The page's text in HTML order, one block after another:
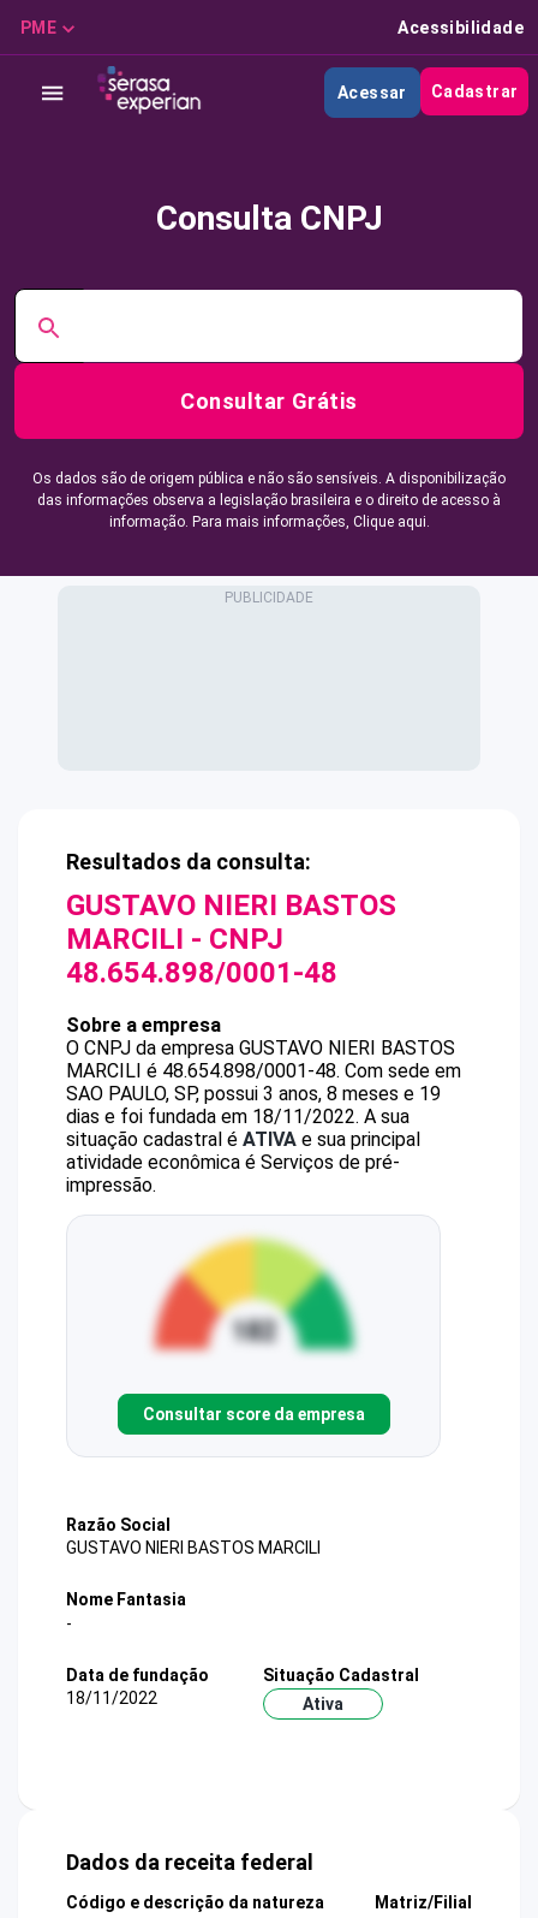
PME Acessibilidade
Acessar Cadastrar
Consulta CNPJ
Consultar Grátis
Os dados são de origem pública e não são sensíveis. A disponibilização
das informações observa a legislação brasileira e o direito de acesso à
informação. Para mais informações, Clique aqui.
Resultados da consulta:
GUSTAVO NIERI BASTOS
MARCILI - CNPJ
48.654.898/0001-48
Sobre a empresa
O CNPJ da empresa GUSTAVO NIERI BASTOS
MARCILI é 48.654.898/0001-48. Com sede em
SAO PAULO, SP, possui 3 anos, 8 meses e 19
dias e foi fundada em 18/11/2022. A sua
situação cadastral é ATIVA e sua principal
atividade econômica é Serviços de pré-
impressão.
Consultar score da empresa
Razão Social
GUSTAVO NIERI BASTOS MARCILI
Nome Fantasia
-
Data de fundação
18/11/2022
Situação Cadastral
Ativa
Dados da receita federal
Código e descrição da natureza
Matriz/Filial